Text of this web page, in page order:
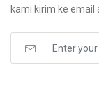
kami kirim ke email